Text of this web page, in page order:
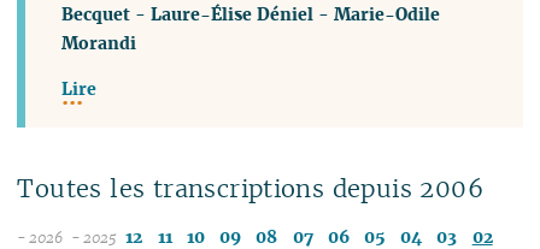
Becquet -Laure-Élise Déniel -Marie-Odile
Morandi
Lire
Toutes les transcriptions depuis 2006
- 2026 - 2025 12 11 10 09 08 07 06 05 04 03
02